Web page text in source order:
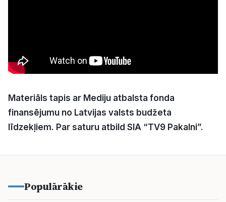
Materiāls tapis ar Mediju atbalsta fonda
finansējumu no Latvijas valsts budžeta
līdzekļiem. Par saturu atbild SIA “TV9 Pakalni”.
Populārākie